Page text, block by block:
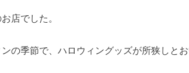
店でした。
の季節で、ハロウィングッズが所狭しとお